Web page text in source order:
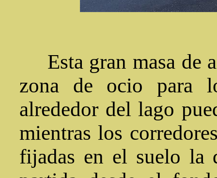
Esta gran masa de
zona de ocio para
alrededor del lago
mientras los
fijadas en el suelo la